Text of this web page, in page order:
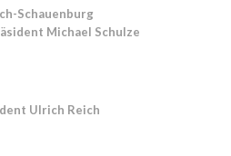
Schauenburg
Michael Schulze
Ulrich Reich